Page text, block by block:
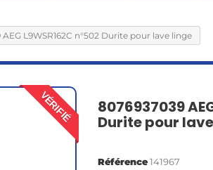
L9WSR162C n°502 Durite pour lave linge
VÉRIFIÉ 8076937039
Durite pour
Référence141967